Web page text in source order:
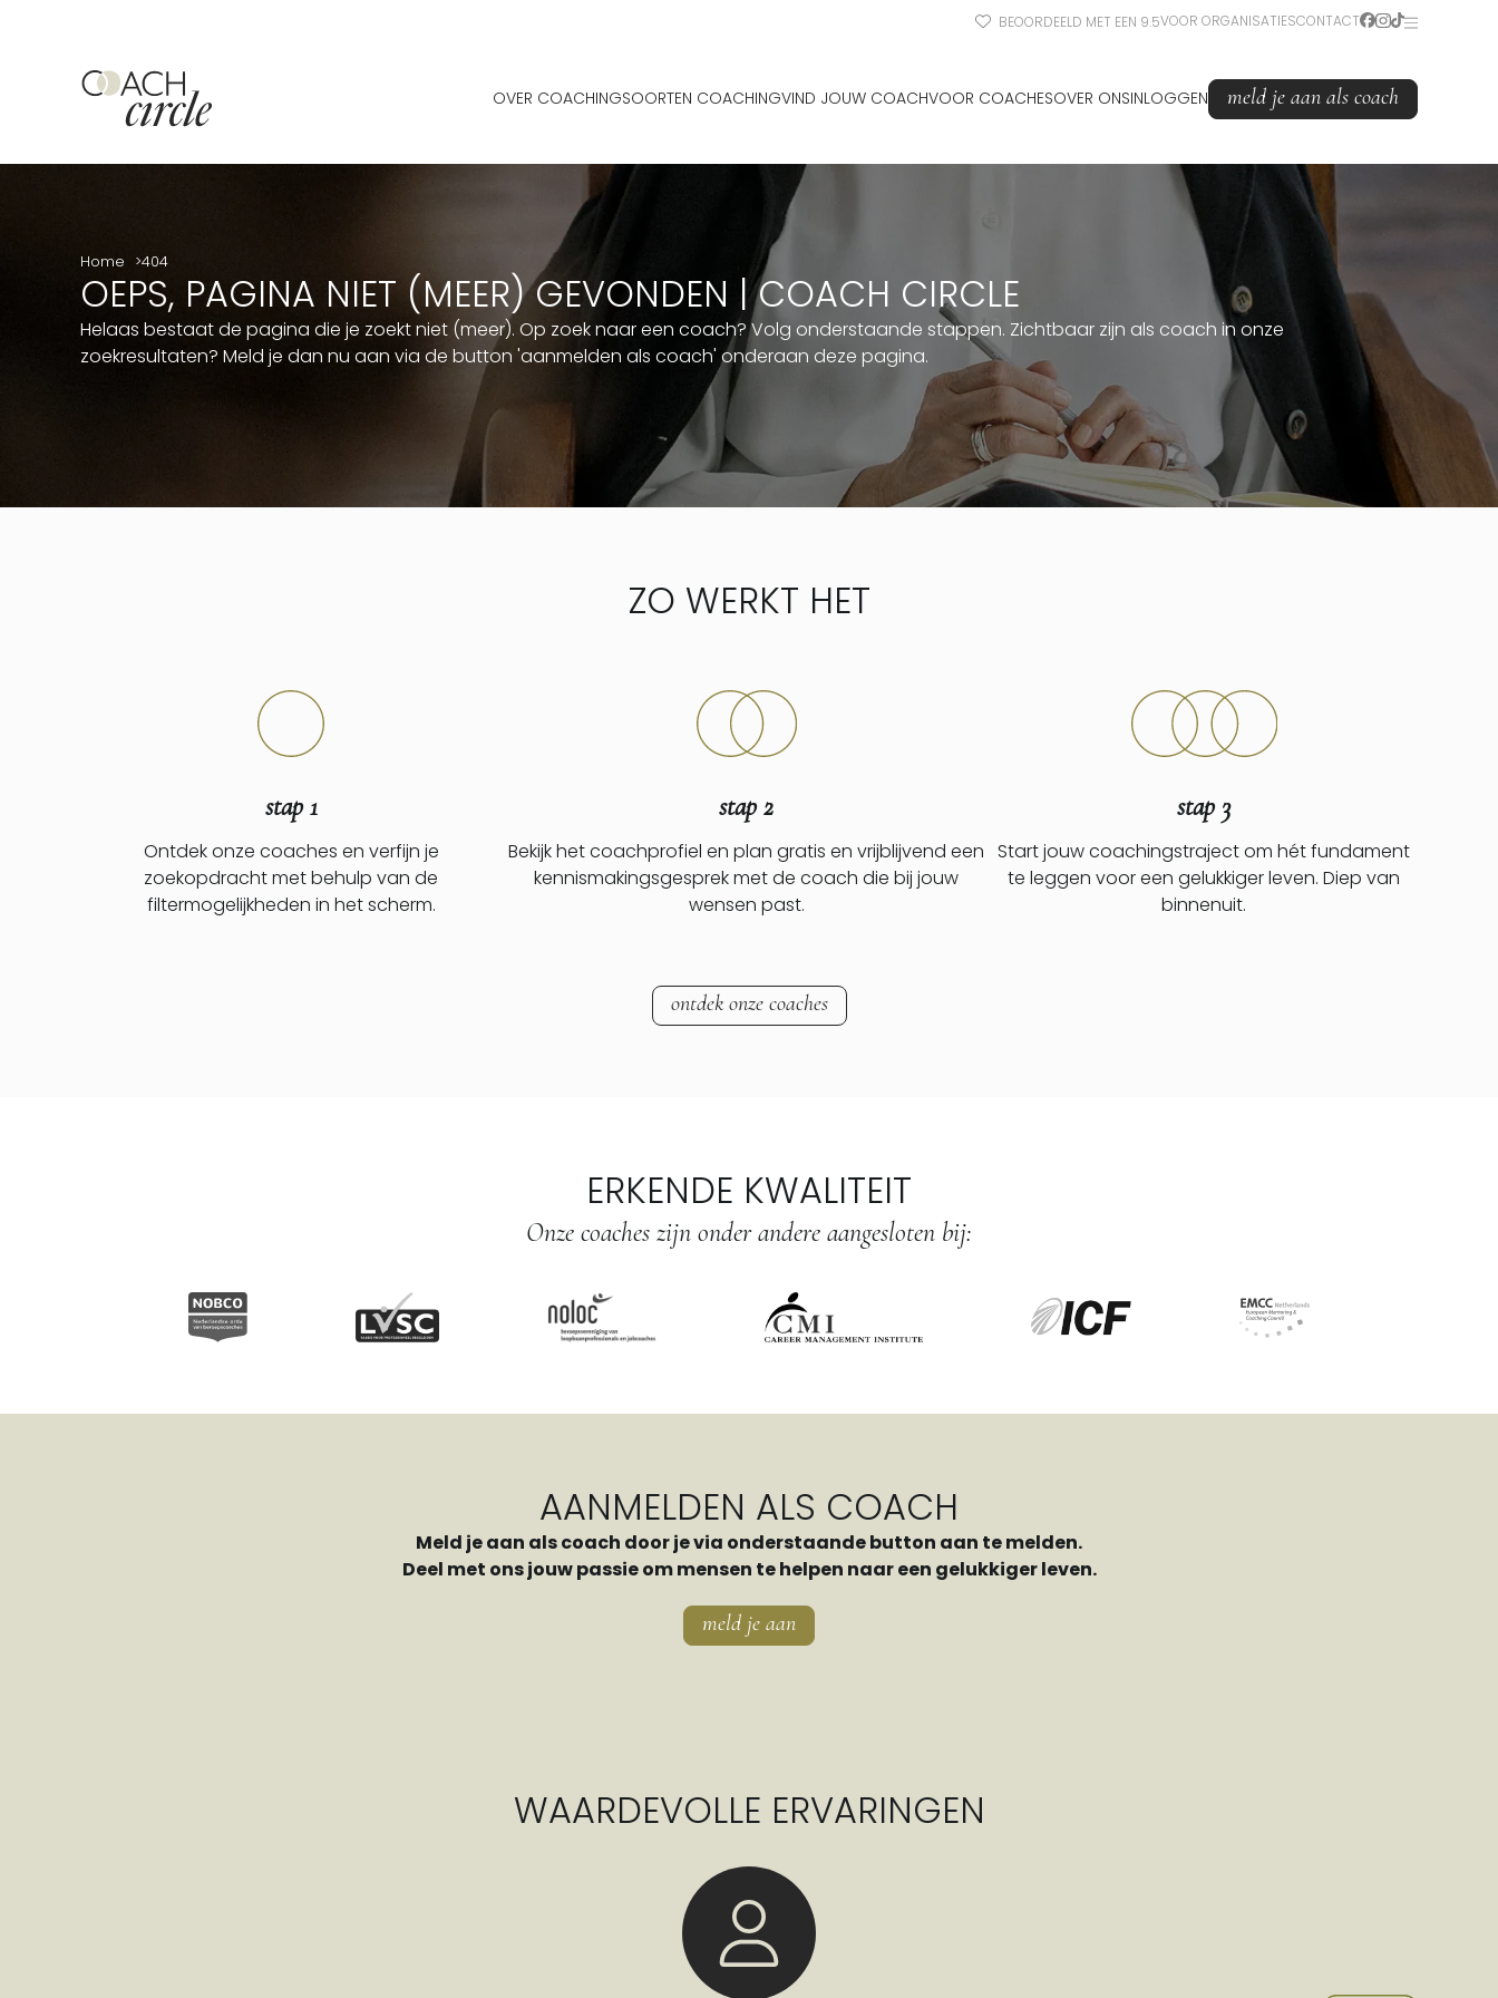
BEOORDEELD MET EEN 9.5VOOR ORGANISATIESCONTACT
OVER COACHINGSOORTEN COACHINGVIND JOUW COACHVOOR COACHESOVER ONSINLOGGEN meld je aan als coach
Home 404
OEPS, PAGINA NIET (MEER) GEVONDEN | COACH CIRCLE
Helaas bestaat de pagina die je zoekt niet (meer). Op zoek naar een coach? Volg onderstaande stappen. Zichtbaar zijn als coach in onze
zoekresultaten? Meld je dan nu aan via de button 'aanmelden als coach' onderaan deze pagina.
ZO WERKT HET
stap 1
Ontdek onze coaches en verfijn je
zoekopdracht met behulp van de
filtermogelijkheden in het scherm.
stap 2
Bekijk het coachprofiel en plan gratis en vrijblijvend een
kennismakingsgesprek met de coach die bij jouw
wensen past.
stap 3
Start jouw coachingstraject om hét fundament
te leggen voor een gelukkiger leven. Diep van
binnenuit.
ontdek onze coaches
ERKENDE KWALITEIT
Onze coaches zijn onder andere aangesloten bij:
AANMELDEN ALS COACH
Meld je aan als coach door je via onderstaande button aan te melden.
Deel met ons jouw passie om mensen te helpen naar een gelukkiger leven.
meld je aan
WAARDEVOLLE ERVARINGEN